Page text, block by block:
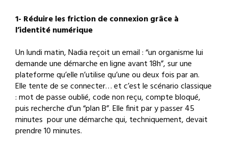
1- Réduire les friction de connexion grâce à
l’identité numérique
Un lundi matin, Nadia reçoit un email : “un organisme lui
demande une démarche en ligne avant 18h”, sur une
plateforme qu’elle n’utilise qu’une ou deux fois par an.
Elle tente de se connecter… et c’est le scénario classique
: mot de passe oublié, code non reçu, compte bloqué,
puis recherche d'un “plan B”. Elle finit par y passer 45
minutes pour une démarche qui, techniquement, devait
prendre 10 minutes.